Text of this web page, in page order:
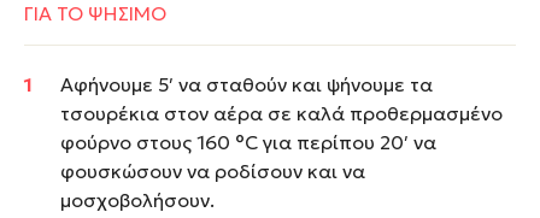
ΓΙΑ ΤΟ ΨΗΣΙΜΟ
Αφήνουμε 5′ να σταθούν και ψήνουμε τα
τσουρέκια στον αέρα σε καλά προθερμασμένο
φούρνο στους 160 °C για περίπου 20′ να
φουσκώσουν να ροδίσουν και να
μοσχοβολήσουν.